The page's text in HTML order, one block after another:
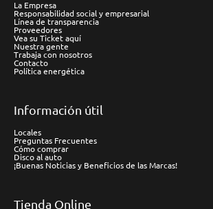
La Empresa
Responsabilidad social y empresarial
Línea de transparencia
Proveedores
Vea su Ticket aquí
Nuestra gente
Trabaja con nosotros
Contacto
Política energética
Información útil
Locales
Preguntas Frecuentes
Cómo comprar
Disco al auto
¡Buenas Noticias y Beneficios de las Marcas!
Tienda Online